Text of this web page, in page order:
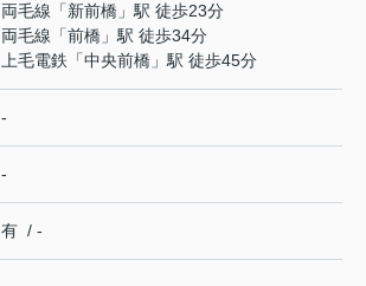
両毛線 「新前橋 」駅 徒歩23分
両毛線 「前橋 」駅 徒歩34分
上毛電鉄 「中央前橋 」駅 徒歩45分
-
-
有 / -